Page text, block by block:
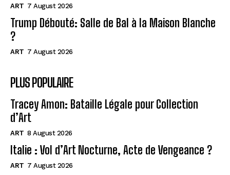
ART 7 August 2026
Trump Débouté: Salle de Bal à la Maison Blanche
?
ART 7 August 2026
PLUS POPULAIRE
Tracey Amon: Bataille Légale pour Collection
d’Art
ART 8 August 2026
Italie : Vol d’Art Nocturne, Acte de Vengeance ?
ART 7 August 2026